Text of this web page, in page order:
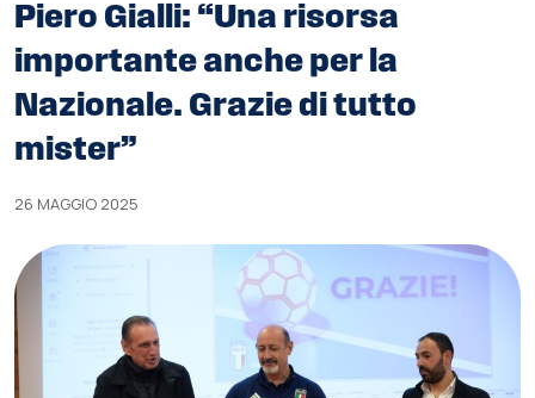
Piero Gialli: “Una risorsa
importante anche per la
Nazionale. Grazie di tutto
mister”
26 MAGGIO 2025